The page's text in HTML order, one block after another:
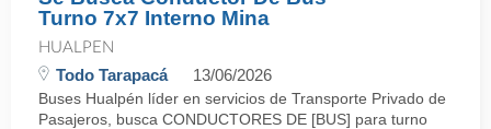
Turno 7x7 Interno Mina
HUALPEN
Todo Tarapacá 13/06/2026
Buses Hualpén líder en servicios de Transporte Privado de
Pasajeros, busca CONDUCTORES DE [BUS] para turno